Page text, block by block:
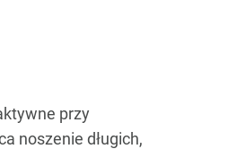
przy
noszenie długich,